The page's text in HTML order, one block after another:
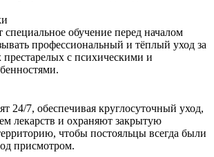
обучение перед началом
профессиональный и тёплый уход за
с психическими и
24/7, обеспечивая круглосуточный уход,
лекарств и охраняют закрытую
чтобы постояльцы всегда были
присмотром.